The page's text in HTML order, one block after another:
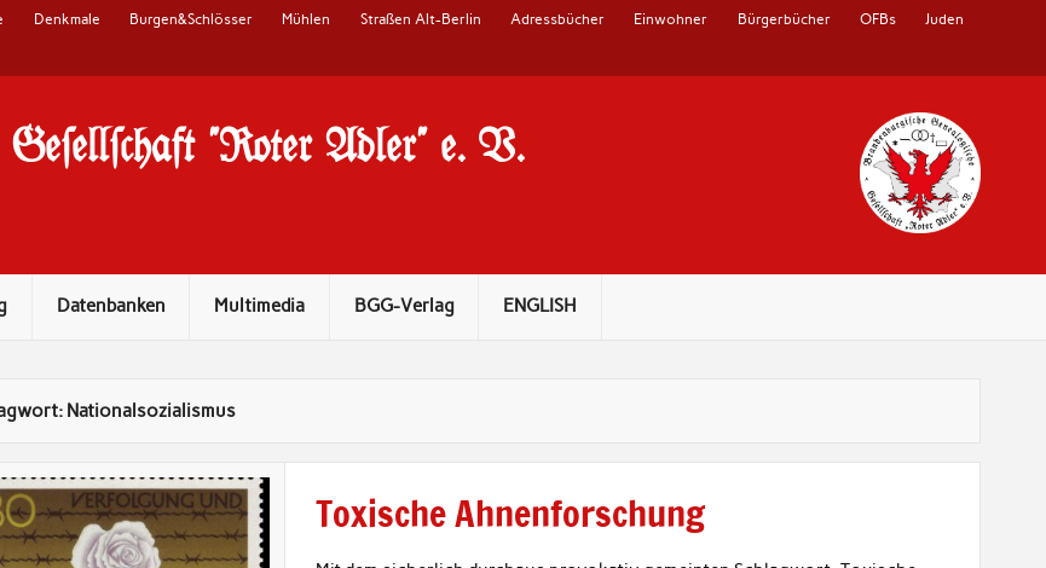
Denkmale Burgen&Schlösser Mühlen Straßen Alt-Berlin Adressbücher Einwohner Bürgerbücher OFBs Juden
Ge#ell#chaft "Roter Adler" e. V.
Datenbanken Multimedia BGG-Verlag ENGLISH
Nationalsozialismus
Toxische Ahnenforschung